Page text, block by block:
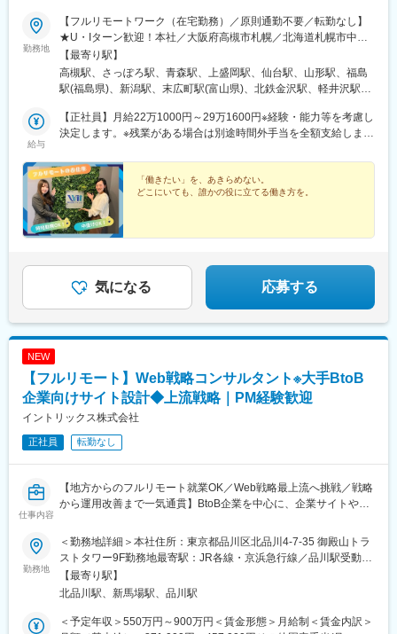
駅、立川駅、権堂駅、千葉駅、新大阪駅、栗林駅、丸の内駅(富山
県)、大阪阿部野橋駅、藤崎宮前駅、鹿児島中央駅前駅、土橋駅(広
島県)、郵便局前駅、西８丁目駅、東本願寺前駅、栄町駅(東京
都)、神奈川駅、五日市駅、武之橋駅、日本大通り駅、北松本駅、
西一宮駅、百舌鳥八幡駅、四条駅(京都市営)、新西大寺町筋駅、松
山駅(愛媛県)、スタジアムシティノース駅、西大橋駅、鷹野橋駅、
仙台駅(地下鉄)、大阪梅田駅(阪急線)、淀屋橋駅、栄町駅(千葉
県)、旧居留地・大丸前駅、西川緑道公園駅、加治屋町駅
勤務地
【フルリモートワーク（在宅勤務）／原則通勤不要／転勤なし】
★U・Iターン歓迎！本社／大阪府高槻市札幌／北海道札幌市中央
区青森／青森県青森市盛岡／岩手県盛岡市仙台／宮城県仙台市青
葉区山形／山形県山形市福島／福島県福島市新潟／新潟県新潟市
中央区高岡／富山県高岡市金沢／石川県金沢市軽井沢／長野県北
水戸市東京／東京都千代田区静岡／静岡県静岡市葵区名古屋／愛
知県名古屋市中村区岐阜／岐阜県高山市神戸／兵庫県神戸中央区
和歌山市三重／三重県多気郡彦根／滋賀県彦根市鳥取／鳥取県鳥
取市松江／島根県松江市岡山／岡山県岡山市北区広島／広島県広
島市中区下関／山口県下関市松山／愛媛県松山市徳島／徳島県徳
島市高松／香川県高松市福岡／福岡県福岡市中央区大分／大分県
大分市佐賀／佐賀県佐賀市長崎／長崎県長崎市熊本／熊本県熊本
【最寄り駅】
高槻駅、さっぽろ駅、青森駅、上盛岡駅、仙台駅、山形駅、福島
駅(福島県)、新潟駅、末広町駅(富山県)、北鉄金沢駅、軽井沢駅、
近鉄名古屋駅、新島々駅、旧居留地・大丸前駅、京都駅、奈良
駅、和歌山市駅、漕代駅、彦根駅、鳥取駅、松江しんじ湖温泉
天神駅、大分駅、佐賀駅、長崎駅前駅、通町筋駅、宮崎駅、鹿児
島中央駅前駅、てだこ浦西駅、高槻市駅、札幌駅、あおば通駅、
片原町駅(富山県)、宇都宮駅東口駅、淡路町駅、日吉町駅、名古屋
駅、三宮・花時計前駅、七条駅、近鉄奈良駅、郵便局前駅、県庁
前駅(広島県)、西鉄福岡駅、五島町駅、水道町駅、鹿児島中央駅、
名鉄名古屋駅、貿易センター駅、西川緑道公園駅、紙屋町西駅、
市役所前駅(愛媛県)、天神南駅、長崎駅(長崎県)、熊本城・市役所
前駅、都通駅
給与
【正社員】月給22万1000円～29万1600円※経験・能力等を考慮し
決定します。※残業がある場合は別途時間外手当を全額支給しま
♪【アルバイト・パート】時給1300円～1800円
「働きたい」を、あきらめない。
どこにいても、誰かの役に立てる働き方を。
気になる 応募する
NEW
【フルリモート】Web戦略コンサルタント※大手BtoB
企業向けサイト設計◆上流戦略｜PM経験歓迎
イントリックス株式会社
正社員 転勤なし
仕事内容
【地方からのフルリモート就業OK／Web戦略最上流へ挑戦／戦略
から運用改善まで一気通貫】BtoB企業を中心に、企業サイトやデ
繋げる上流コンサルティングポジションです。
■企業概要
BtoB企業に特化したデジタルコミュニケーション支援会社です。
戦略・クリエイティブ・テクノロジーを掛け合わせ、企業サイト
構築からSEO、AIO、SNS活用、アクセス解析まで幅広く支援し
ています。
■採用背景
勤務地
＜勤務地詳細＞本社住所：東京都品川区北品川4-7-35 御殿山トラ
ストタワー9F勤務地最寄駅：JR各線・京浜急行線／品川駅受動喫
煙対策：屋内全面禁煙変更の範囲：会社の定める事業所（リモー
トワーク含む）
【最寄り駅】
北品川駅、新馬場駅、品川駅
＜予定年収＞550万円～900万円＜賃金形態＞月給制＜賃金内訳＞